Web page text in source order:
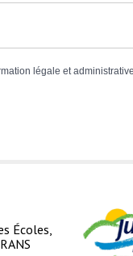
légale et administrative
Écoles,